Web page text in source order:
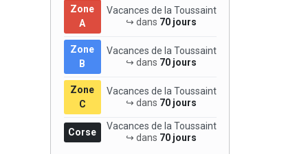
Zone
A
Vacances de la Toussaint
↪ dans 70 jours
Zone
B
Vacances de la Toussaint
↪ dans 70 jours
Zone
C
Vacances de la Toussaint
↪ dans 70 jours
Corse
Vacances de la Toussaint
↪ dans 70 jours